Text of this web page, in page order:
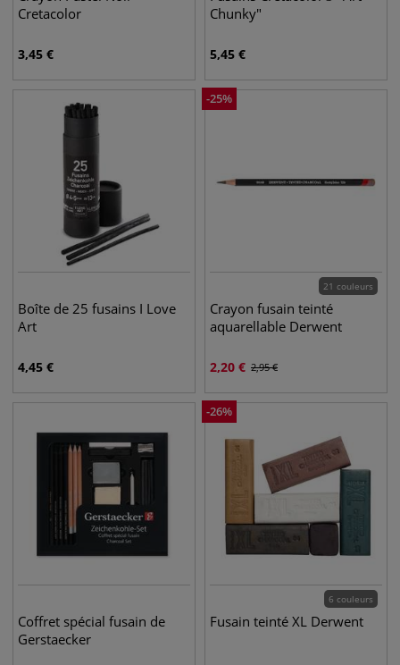
Cretacolor
3,45 €
Chunky"
5,45 €
Boîte de 25 fusains I Love
Art
4,45 €
-25%
21 couleurs
Crayon fusain teinté
aquarellable Derwent
2,20 € 2,95€
Coffret spécial fusain de
Gerstaecker
-26%
6 couleurs
Fusain teinté XL Derwent